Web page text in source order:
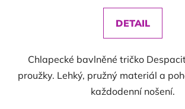
DETAIL
Chlapecké bavlněné tričko
proužky. Lehký, pružný materiál a
každodenní nošení.